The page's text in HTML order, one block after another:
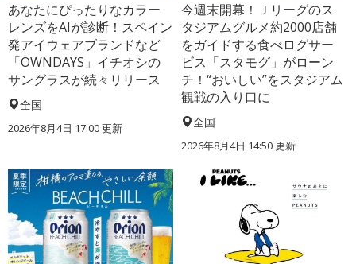
あなたにぴったりなカラー
レンズをAIが診断！スペイン
発アイウェアブランドなど
「OWNDAYS」イチオシの
サングラスが続々リリース
全国
2026年8月4日 17:00更新
今週末開幕！Ｊリーグのス
タジアムグルメ約2000店舗
をガイドする食べログサー
ビス「スタモグ」がローン
チ！“おいしい”をスタジアム
観戦の入り口に
全国
2026年8月4日 14:50更新